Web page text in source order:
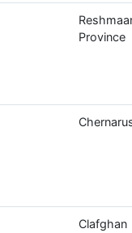
Province
Clafghan